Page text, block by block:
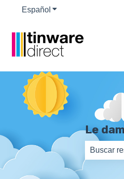
Español Traducciones de
Le
No hay